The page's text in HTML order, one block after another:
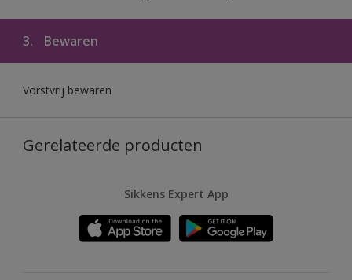
3. Bewaren
Vorstvrij bewaren
Gerelateerde producten
Sikkens Expert App